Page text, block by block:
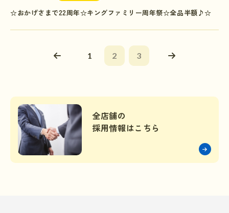
☆おかげさまで22周年☆キングファミリー周年祭☆全品半額♪☆
1 2 3
全店舗の
採用情報はこちら